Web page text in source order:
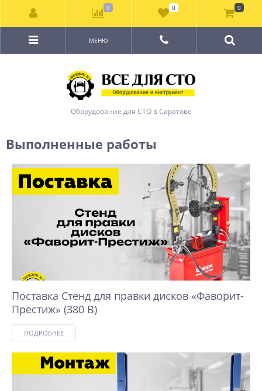
Оборудование для СТО в Саратове
МЕНЮ
Выполненные работы
Поставка Стенд для правки дисков «Фаворит-
Престиж» (380 В)
ПОДРОБНЕЕ
0 0 0